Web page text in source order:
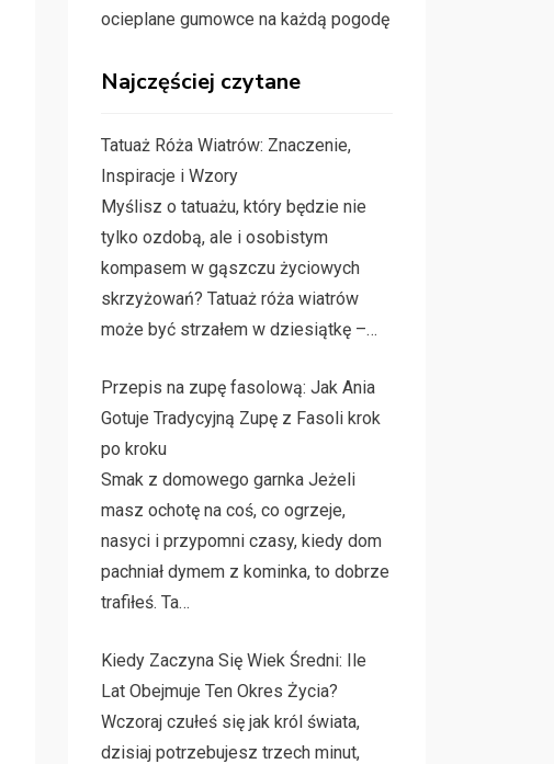
ocieplane gumowce na każdą pogodę
Najczęściej czytane
Tatuaż Róża Wiatrów: Znaczenie,
Inspiracje i Wzory
Myślisz o tatuażu, który będzie nie
tylko ozdobą, ale i osobistym
kompasem w gąszczu życiowych
skrzyżowań? Tatuaż róża wiatrów
może być strzałem w dziesiątkę –…
Przepis na zupę fasolową: Jak Ania
Gotuje Tradycyjną Zupę z Fasoli krok
po kroku
Smak z domowego garnka Jeżeli
masz ochotę na coś, co ogrzeje,
nasyci i przypomni czasy, kiedy dom
pachniał dymem z kominka, to dobrze
trafiłeś. Ta…
Kiedy Zaczyna Się Wiek Średni: Ile
Lat Obejmuje Ten Okres Życia?
Wczoraj czułeś się jak król świata,
dzisiaj potrzebujesz trzech minut,